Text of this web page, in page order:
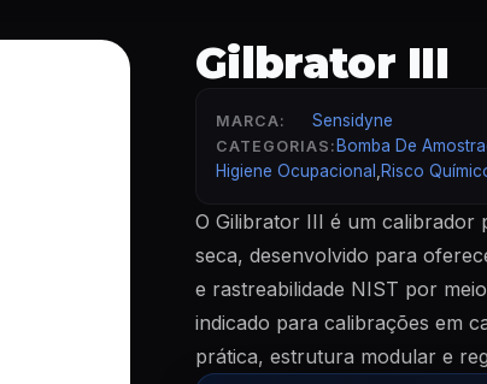
Gilbrator III
MARCA: Sensidyne
CATEGORIAS: Bomba De
Higiene Ocupacional
Risco
O Gilibrator III é um calibrador
seca, desenvolvido para
e rastreabilidade NIST por
indicado para calibrações em
prática, estrutura modular e